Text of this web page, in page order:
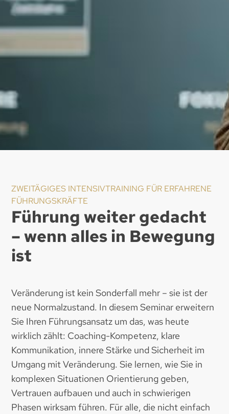
ZWEITÄGIGES INTENSIVTRAINING FÜR ERFAHRENE
FÜHRUNGSKRÄFTE
Führung weiter gedacht
– wenn alles in Bewegung
ist
Veränderung ist kein Sonderfall mehr – sie ist der
neue Normalzustand. In diesem Seminar erweitern
Sie Ihren Führungsansatz um das, was heute
wirklich zählt: Coaching-Kompetenz, klare
Kommunikation, innere Stärke und Sicherheit im
Umgang mit Veränderung. Sie lernen, wie Sie in
komplexen Situationen Orientierung geben,
Vertrauen aufbauen und auch in schwierigen
Phasen wirksam führen. Für alle, die nicht einfach